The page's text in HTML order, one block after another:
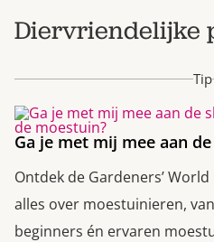
Diervriendelijke
Tip
Ga je met mij mee aan
Ontdek de Gardeners’
alles over moestuinieren,
beginners én ervaren